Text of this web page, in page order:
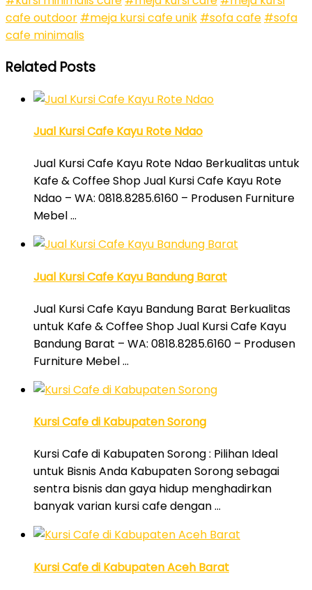
cafe outdoor #meja kursi cafe unik #sofa cafe #sofa
cafe minimalis
Related Posts
Jual Kursi Cafe Kayu Rote Ndao
Jual Kursi Cafe Kayu Rote Ndao Berkualitas untuk
Kafe & Coffee Shop Jual Kursi Cafe Kayu Rote
Ndao – WA: 0818.8285.6160 – Produsen Furniture
Mebel …
Jual Kursi Cafe Kayu Bandung Barat
Jual Kursi Cafe Kayu Bandung Barat Berkualitas
untuk Kafe & Coffee Shop Jual Kursi Cafe Kayu
Bandung Barat – WA: 0818.8285.6160 – Produsen
Furniture Mebel …
Kursi Cafe di Kabupaten Sorong
Kursi Cafe di Kabupaten Sorong : Pilihan Ideal
untuk Bisnis Anda Kabupaten Sorong sebagai
sentra bisnis dan gaya hidup menghadirkan
banyak varian kursi cafe dengan …
Kursi Cafe di Kabupaten Aceh Barat